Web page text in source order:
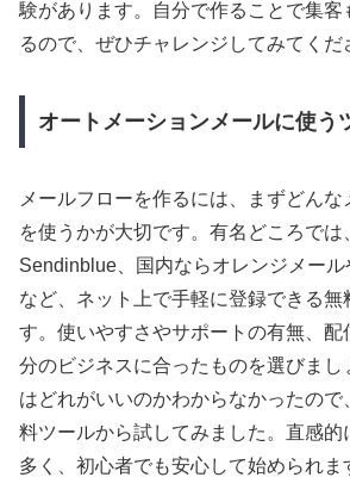
験があります。自分で作ることで集客
るので、ぜひチャレンジしてみてくだ
オートメーションメールに使う
メールフローを作るには、まずどん
を使うかが大切です。有名どころで
Sendinblue、国内ならオレンジメール
など、ネット上で手軽に登録できる無
す。使いやすさやサポートの有無、配
分のビジネスに合ったものを選びまし
はどれがいいのかわからなかったの
料ツールから試してみました。直感的
多く、初心者でも安心して始められま